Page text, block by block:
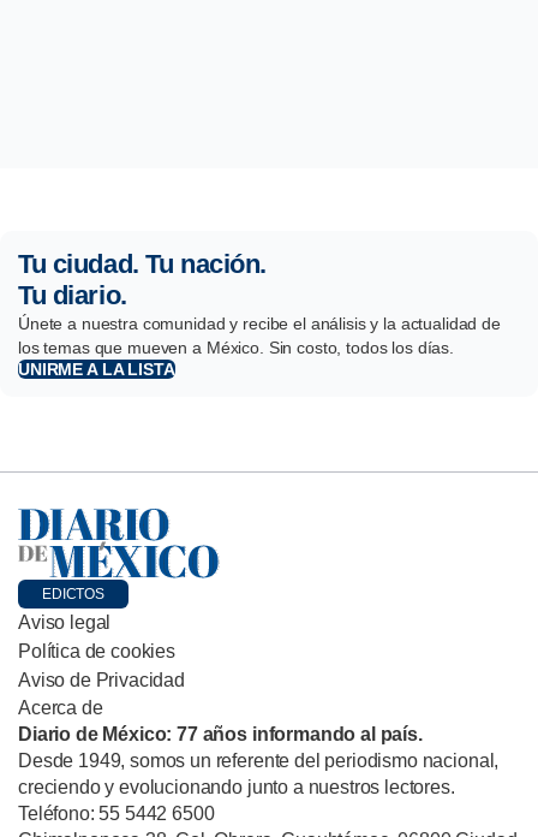
Tu ciudad. Tu nación.
Tu diario.
Únete a nuestra comunidad y recibe el análisis y la actualidad de
los temas que mueven a México. Sin costo, todos los días.
UNIRME A LA LISTA
EDICTOS
Aviso legal
Política de cookies
Aviso de Privacidad
Acerca de
Diario de México: 77 años informando al país.
Desde 1949, somos un referente del periodismo nacional,
creciendo y evolucionando junto a nuestros lectores.
Teléfono: 55 5442 6500